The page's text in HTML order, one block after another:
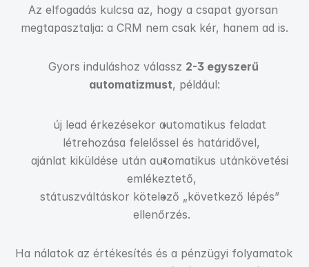
Az elfogadás kulcsa az, hogy a csapat gyorsan
megtapasztalja: a CRM nem csak kér, hanem ad is.
Gyors induláshoz válassz 2-3 egyszerű
automatizmust, például:
új lead érkezésekor automatikus feladat
létrehozása felelőssel és határidővel,
ajánlat kiküldése után automatikus utánkövetési
emlékeztető,
státuszváltáskor kötelező „következő lépés”
ellenőrzés.
Ha nálatok az értékesítés és a pénzügyi folyamatok